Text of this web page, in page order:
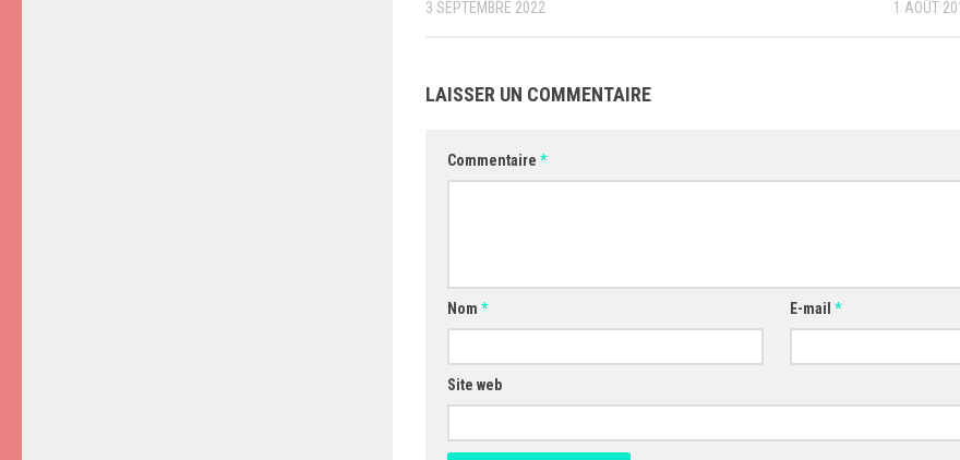
3 SEPTEMBRE 2022 1 AOÛT
LAISSER UN COMMENTAIRE
Commentaire *
Nom * E-mail*
Site web